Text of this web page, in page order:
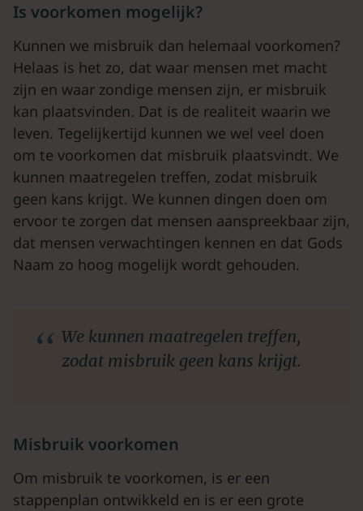
Is voorkomen mogelijk?
Kunnen we misbruik dan helemaal voorkomen?
Helaas is het zo, dat waar mensen met macht
zijn en waar zondige mensen zijn, er misbruik
kan plaatsvinden. Dat is de realiteit waarin we
leven. Tegelijkertijd kunnen we wel veel doen
om te voorkomen dat misbruik plaatsvindt. We
kunnen maatregelen treffen, zodat misbruik
geen kans krijgt. We kunnen dingen doen om
ervoor te zorgen dat mensen aanspreekbaar zijn,
dat mensen verwachtingen kennen en dat Gods
Naam zo hoog mogelijk wordt gehouden.
We kunnen maatregelen treffen,
zodat misbruik geen kans krijgt.
Misbruik voorkomen
Om misbruik te voorkomen, is er een
stappenplan ontwikkeld en is er een grote